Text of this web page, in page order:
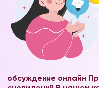
обсуждение онлайн